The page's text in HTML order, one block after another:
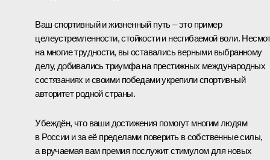
Ваш спортивный и жизненный путь – это пример
целеустремленности, стойкости и несгибаемой воли.
на многие трудности, вы оставались верными выбранному
делу, добивались триумфа на престижных международных
состязаниях и своими победами укрепили спортивный
авторитет родной страны.
Убеждён, что ваши достижения помогут многим людям
в России и за её пределами поверить в собственные силы,
а вручаемая вам премия послужит стимулом для новых